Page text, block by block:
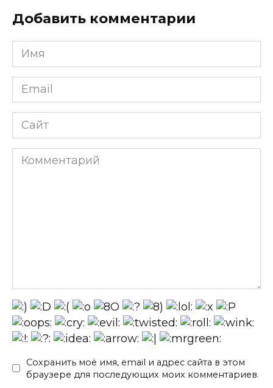
Добавить комментарии
Имя
Email
*
Сайт
Комментарий
Сохранить моё имя, email и адрес сайта в этом
браузере для последующих моих комментариев.